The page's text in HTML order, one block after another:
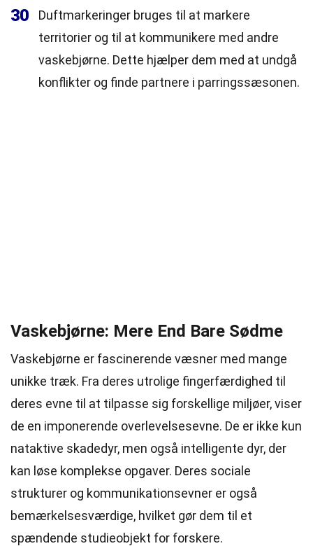
30
Duftmarkeringer bruges til at markere
territorier og til at kommunikere med andre
vaskebjørne. Dette hjælper dem med at undgå
konflikter og finde partnere i parringssæsonen.
Vaskebjørne: Mere End Bare Sødme
Vaskebjørne er fascinerende væsner med mange
unikke træk. Fra deres utrolige fingerfærdighed til
deres evne til at tilpasse sig forskellige miljøer, viser
de en imponerende overlevelsesevne. De er ikke kun
nataktive skadedyr, men også intelligente dyr, der
kan løse komplekse opgaver. Deres sociale
strukturer og kommunikationsevner er også
bemærkelsesværdige, hvilket gør dem til et
spændende studieobjekt for forskere.